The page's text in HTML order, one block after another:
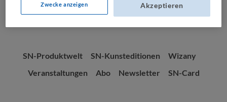
SN-Produktwelt SN-Kunsteditionen
Wizany
Veranstaltungen
Abo Newsletter SN-Card
Zwecke anzeigen Akzeptieren